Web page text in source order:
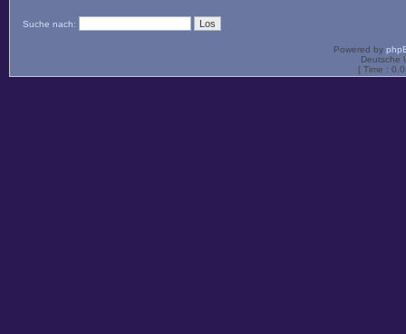
Suche nach:
Powered by
Deutsche
[ Time :